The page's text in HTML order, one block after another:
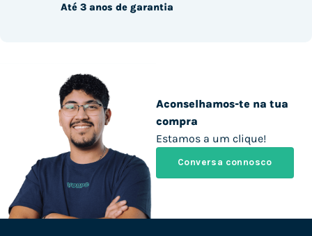
Aconselhamos-te na tua
compra
Estamos a um clique!
Conversa connosco
Até 3 anos de garantia